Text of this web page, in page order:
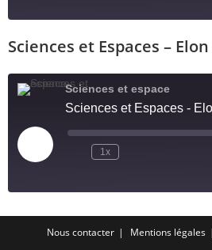
SHARE
LINK
Sciences et Espaces –
Sciences et espace
Sciences et Espaces -
1x
RSS FEED
Nous contacter Mentions légales